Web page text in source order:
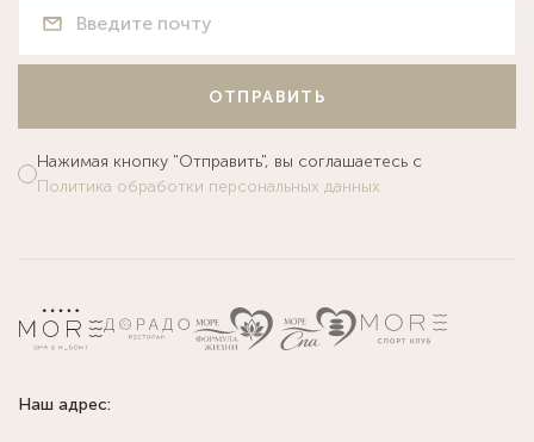
ОТПРАВИТЬ
Нажимая кнопку "Отправить", вы соглашаетесь с
Политика обработки персональных данных
Наш адрес: